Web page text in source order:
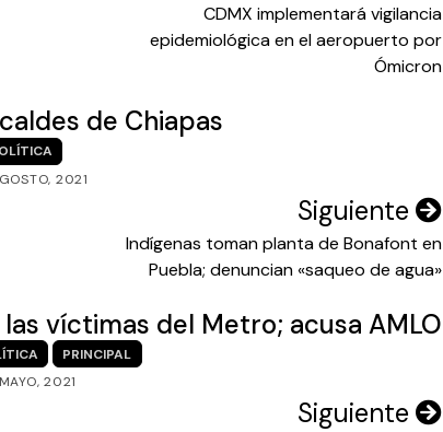
CDMX implementará vigilancia
epidemiológica en el aeropuerto por
Ómicron
de Chiapas
2021
Siguiente
Indígenas toman planta de Bonafont en
Puebla; denuncian «saqueo de agua»
víctimas del Metro; acusa AMLO
PRINCIPAL
2021
Siguiente